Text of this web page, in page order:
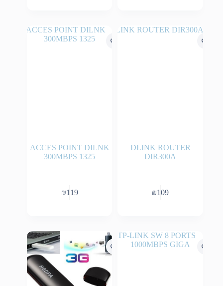
DLINK ROUTER
DIR300A
₪109
ACCES POINT DILNK
300MBPS 1325
₪119